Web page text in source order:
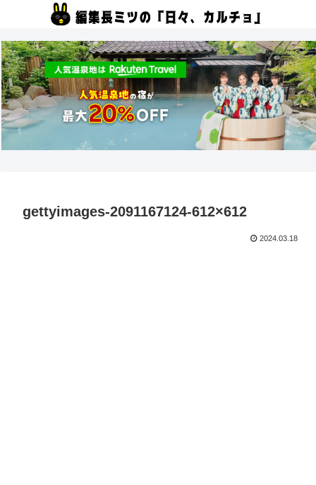
gettyimages-2091167124-612×612
2024.03.18